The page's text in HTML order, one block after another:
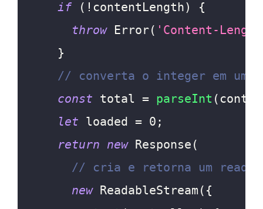
if
( ! contentLength)
{
throw
Error( 'Content-
}
// converta o integer em um
const total = parseInt (
let loaded = 0 ;
return
new Response (
// cria e retorna um
new
ReadableStream ( {